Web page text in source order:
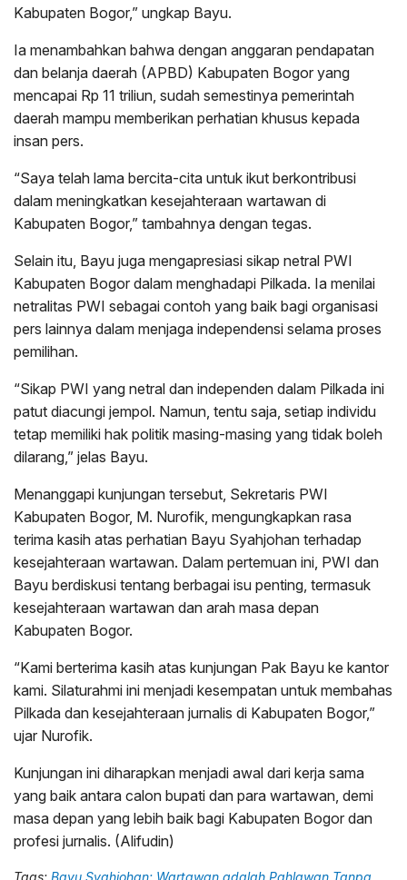
Kabupaten Bogor,” ungkap Bayu.
Ia menambahkan bahwa dengan anggaran pendapatan
dan belanja daerah (APBD) Kabupaten Bogor yang
mencapai Rp 11 triliun, sudah semestinya pemerintah
daerah mampu memberikan perhatian khusus kepada
insan pers.
“Saya telah lama bercita-cita untuk ikut berkontribusi
dalam meningkatkan kesejahteraan wartawan di
Kabupaten Bogor,” tambahnya dengan tegas.
Selain itu, Bayu juga mengapresiasi sikap netral PWI
Kabupaten Bogor dalam menghadapi Pilkada. Ia menilai
netralitas PWI sebagai contoh yang baik bagi organisasi
pers lainnya dalam menjaga independensi selama proses
pemilihan.
“Sikap PWI yang netral dan independen dalam Pilkada ini
patut diacungi jempol. Namun, tentu saja, setiap individu
tetap memiliki hak politik masing-masing yang tidak boleh
dilarang,” jelas Bayu.
Menanggapi kunjungan tersebut, Sekretaris PWI
Kabupaten Bogor, M. Nurofik, mengungkapkan rasa
terima kasih atas perhatian Bayu Syahjohan terhadap
kesejahteraan wartawan. Dalam pertemuan ini, PWI dan
Bayu berdiskusi tentang berbagai isu penting, termasuk
kesejahteraan wartawan dan arah masa depan
Kabupaten Bogor.
“Kami berterima kasih atas kunjungan Pak Bayu ke kantor
kami. Silaturahmi ini menjadi kesempatan untuk membahas
Pilkada dan kesejahteraan jurnalis di Kabupaten Bogor,”
ujar Nurofik.
Kunjungan ini diharapkan menjadi awal dari kerja sama
yang baik antara calon bupati dan para wartawan, demi
masa depan yang lebih baik bagi Kabupaten Bogor dan
profesi jurnalis. (Alifudin)
Tags: Bayu Syahjohan: Wartawan adalah Pahlawan Tanpa